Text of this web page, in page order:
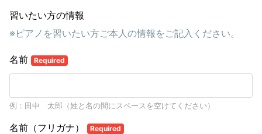
習いたい方の情報
※ピアノを習いたい方ご本人の情報をご記入ください。
名前 Required
例：田中 太郎（姓と名の間にスペースを空けてください）
名前（フリガナ） Required